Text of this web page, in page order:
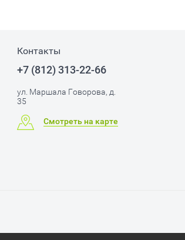
Контакты
+7 (812) 313-22-66
ул. Маршала Говорова, д.
35
Смотреть на карте